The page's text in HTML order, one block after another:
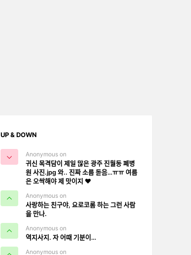
UP & DOWN
Anonymous on
귀신 목격담이 제일 많은 광주 진월동 폐병
원 사진.jpg 와.. 진짜 소름 돋음…ㅠㅠ 여름
은 오싹해야 제 맛이지 ❤️
Anonymous on
사랑하는 친구야, 요로코롬 하는 그런 사람
을 만나.
Anonymous on
역지사지. 자 어때 기분이…
Anonymous on